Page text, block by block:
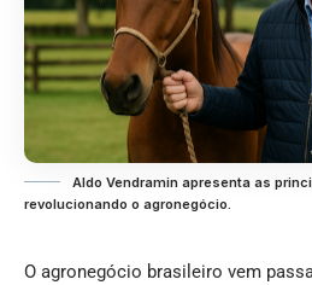
Aldo Vendramin apresenta as
revolucionando o agronegócio.
O agronegócio brasileiro vem